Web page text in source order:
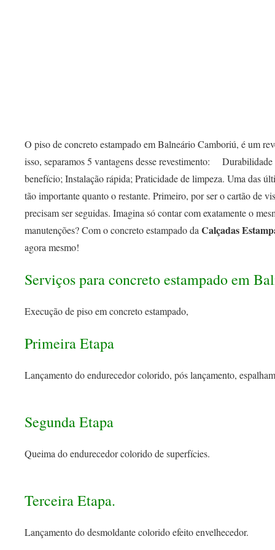
O piso de concreto estampado em Balneário Camboriú, é um
isso, separamos 5 vantagens desse revestimento: ⠀
benefício; Instalação rápida; Praticidade de limpeza. Uma das
tão importante quanto o restante. Primeiro, por ser o cartão de
precisam ser seguidas. Imagina só contar com exatamente o
manutenções? Com o concreto estampado da Calçadas
agora mesmo!
Serviços para concreto estampado em
Execução de piso em concreto estampado,
Primeira Etapa
Lançamento do endurecedor colorido, pós lançamento,
Segunda Etapa
Queima do endurecedor colorido de superfícies.
Terceira Etapa.
Lançamento do desmoldante colorido efeito envelhecedor.